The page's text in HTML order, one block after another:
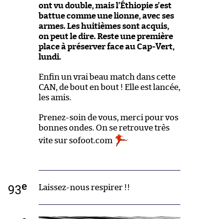
ont vu double, mais l’Éthiopie s’est
battue comme une lionne, avec ses
armes. Les huitièmes sont acquis,
on peut le dire. Reste une première
place à préserver face au Cap-Vert,
lundi.
Enfin un vrai beau match dans cette
CAN, de bout en bout ! Elle est lancée,
les amis.
Prenez-soin de vous, merci pour vos
bonnes ondes. On se retrouve très
vite sur sofoot.com
93e Laissez-nous respirer !!